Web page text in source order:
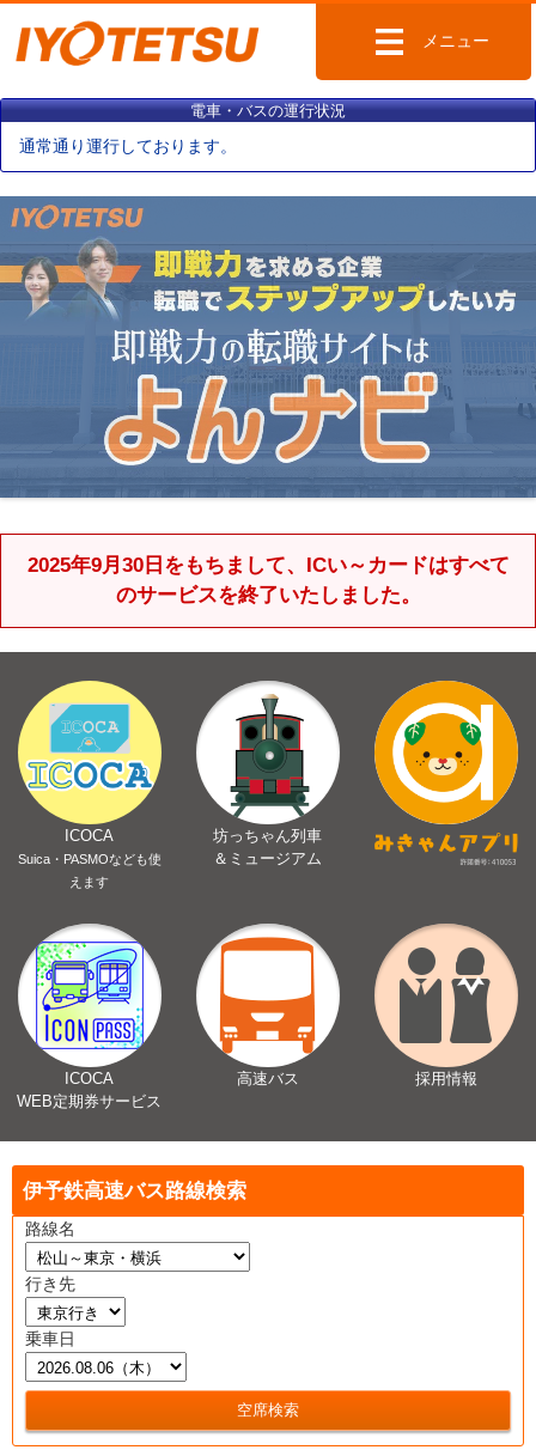
メニュー
電車・バスの運行状況
通常通り運行しております。
2025年9月30日をもちまして、ICい～カードはすべて
のサービスを終了いたしました。
ICOCA
Suica・PASMOなども使
えます
坊っちゃん列車
＆ミュージアム
ICOCA
WEB定期券サービス
高速バス 採用情報
伊予鉄高速バス路線検索
路線名
行き先
乗車日